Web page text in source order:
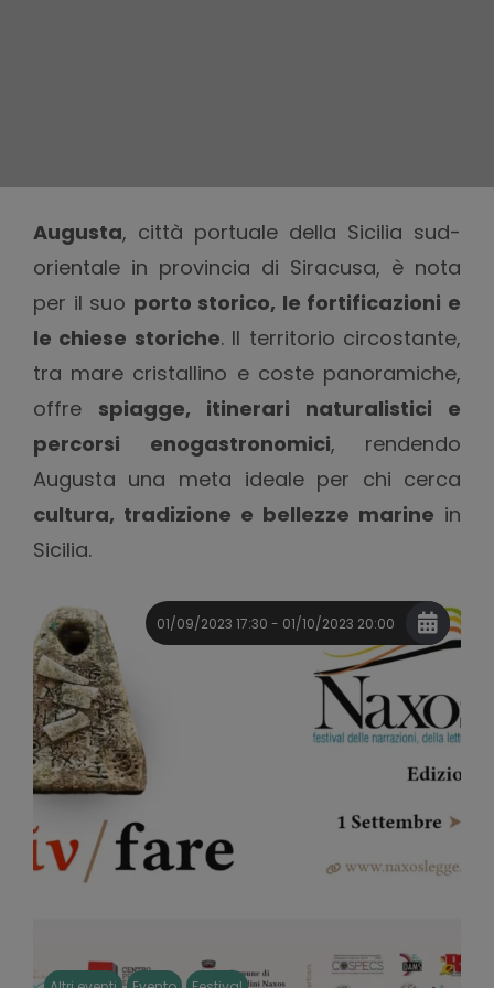
Augusta, città portuale della Sicilia sud-
orientale in provincia di Siracusa, è nota
per il suo porto storico, le fortificazioni e
le chiese storiche. Il territorio circostante,
tra mare cristallino e coste panoramiche,
offre spiagge, itinerari naturalistici e
percorsi enogastronomici, rendendo
Augusta una meta ideale per chi cerca
cultura, tradizione e bellezze marine in
Sicilia.
01/09/2023 17:30 - 01/10/2023 20:00